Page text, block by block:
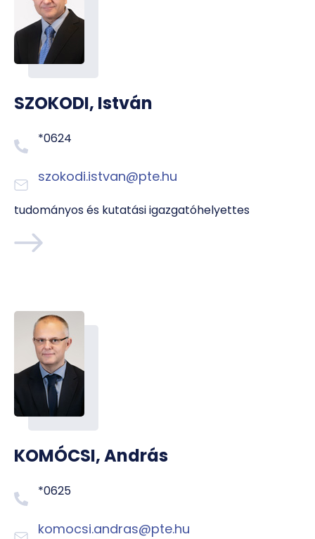
SZOKODI, István
*0624
szokodi.istvan@pte.hu
tudományos és kutatási igazgatóhelyettes
KOMÓCSI, András
*0625
komocsi.andras@pte.hu